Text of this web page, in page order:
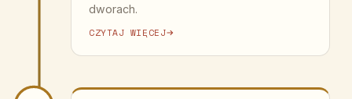
dworach.
CZYTAJ WIĘCEJ